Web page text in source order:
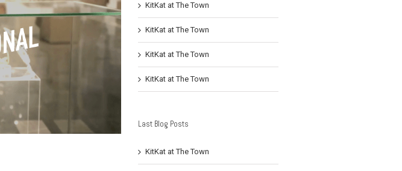
KitKat at The Town
KitKat at The Town
KitKat at The Town
KitKat at The Town
Last Blog Posts
KitKat at The Town